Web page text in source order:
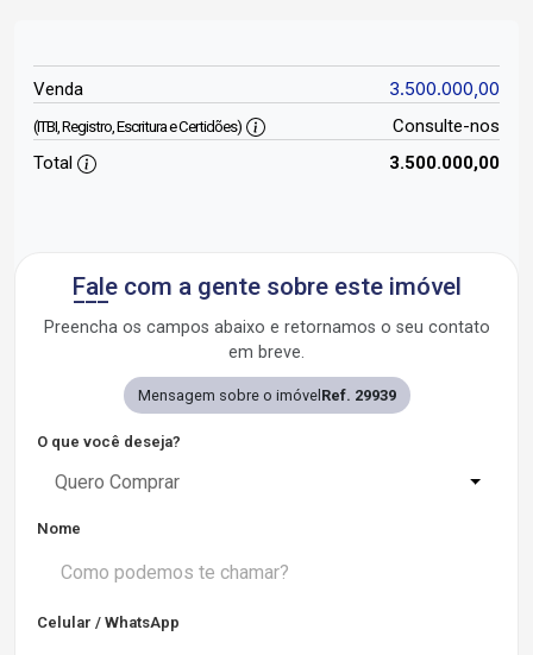
Venda 3.500.000,00
(ITBI, Registro, Escritura e Certidões)
Consulte-nos
Total
3.500.000,00
Fale com a gente sobre este imóvel
Preencha os campos abaixo e retornamos o seu contato
em breve.
Mensagem sobre o imóvel Ref. 29939
O que você deseja?
Quero Comprar
Nome
Celular / WhatsApp